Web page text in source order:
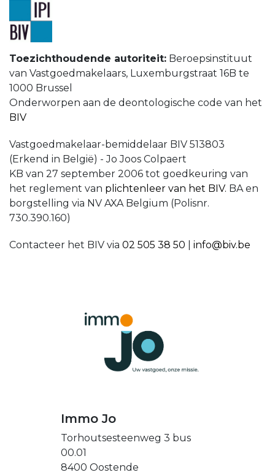
Toezichthoudende autoriteit: Beroepsinstituut
van Vastgoedmakelaars, Luxemburgstraat 16B te
1000 Brussel
Onderworpen aan de deontologische code van het
BIV
Vastgoedmakelaar-bemiddelaar BIV 513803
(Erkend in België) - Jo Joos Colpaert
KB van 27 september 2006 tot goedkeuring van
het reglement van plichtenleer van het BIV. BA en
borgstelling via NV AXA Belgium (Polisnr.
730.390.160)
Contacteer het BIV via 02 505 38 50 info@biv.be
Immo Jo
Torhoutsesteenweg 3 bus
00.01
8400 Oostende